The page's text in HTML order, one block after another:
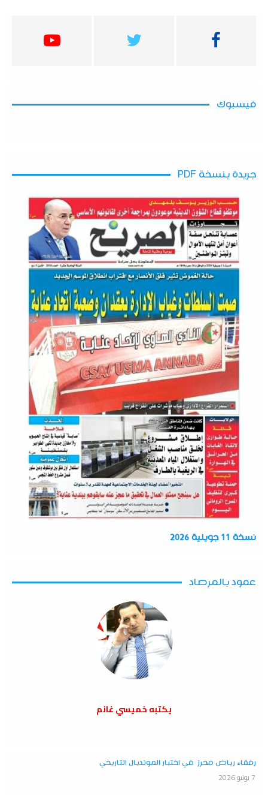
فيسبوك
جريدة بنسخة PDF
نسخة 11 جويلية 2026
عمود بالمرصاد
يكتبه خميسي غانم
رفقاء رياض محرز في اختبار المونديال التاريخي
7 يونيو 2026